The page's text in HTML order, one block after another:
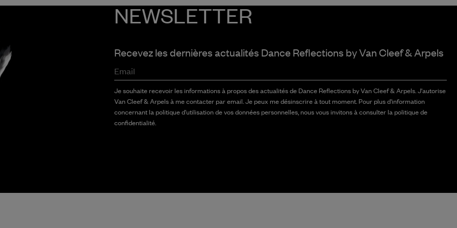
NEWSLETTER
Recevez les dernières actualités Dance Reflections byVan Cleef & Arpels
Email
Je souhaite recevoir les informations à propos des actualités de Dance Reflections by Van Cleef & Arpels. J'autorise
Van Cleef & Arpels à me contacter par email. Je peux me désinscrire à tout moment. Pour plus d'information
concernant la politique d'utilisation de vos données personnelles, nous vous invitons à consulter la politique de
confidentialité.